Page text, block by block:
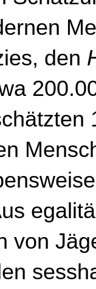
den
von